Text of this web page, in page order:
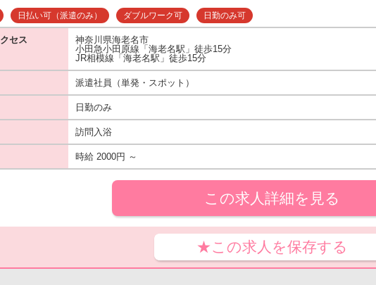
日払い可（派遣のみ） ダブルワーク可 日勤のみ可
セス
神奈川県海老名市
小田急小田原線「海老名駅」徒歩15分
JR相模線「海老名駅」徒歩15分
派遣社員（単発・スポット）
日勤のみ
訪問入浴
時給 2000円 ～
この求人詳細を見る
★この求人を保存する